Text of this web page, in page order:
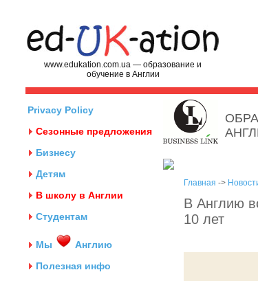
www.edukation.com.ua — образование и
обучение в Англии
Privacy Policy
Сезонные предложения
Бизнесу
Детям
В школу в Англии
Студентам
Мы
Англию
Полезная инфо
Главная ->
В Англию
10 лет